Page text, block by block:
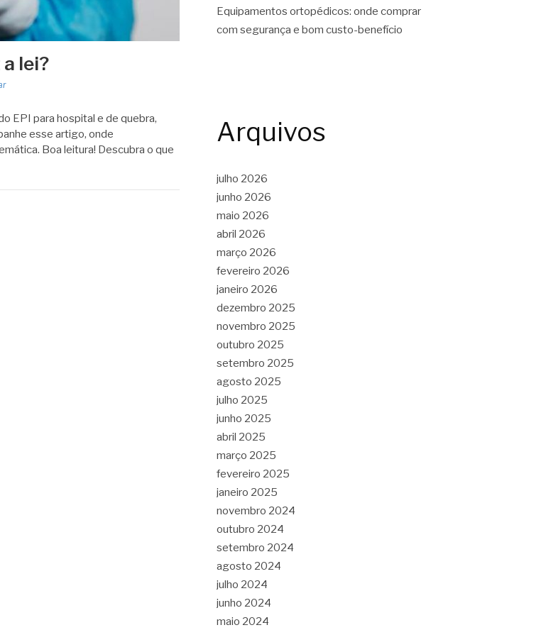
lei?
EPI para hospital e de quebra,
esse artigo, onde
Boa leitura! Descubra o que
Equipamentos ortopédicos: onde comprar
com segurança e bom custo-benefício
Arquivos
julho 2026
junho 2026
maio 2026
abril 2026
março 2026
fevereiro 2026
janeiro 2026
dezembro 2025
novembro 2025
outubro 2025
setembro 2025
agosto 2025
julho 2025
junho 2025
abril 2025
março 2025
fevereiro 2025
janeiro 2025
novembro 2024
outubro 2024
setembro 2024
agosto 2024
julho 2024
junho 2024
maio 2024